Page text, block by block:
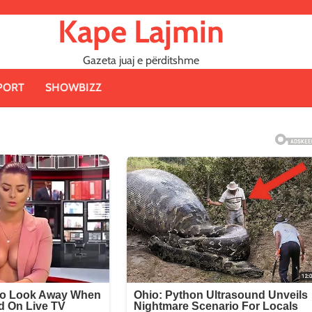
Kape Lajmin
Gazeta juaj e përditshme
SHOWBIZZ